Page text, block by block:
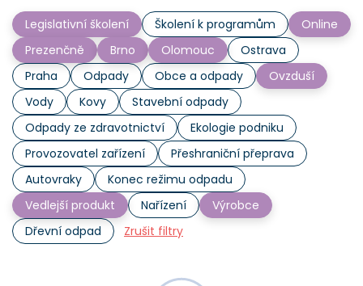
Legislativní školení Školení k programům
Online
Prezenčně
Brno Olomouc
Ostrava
Praha
Odpady Obce a odpady
Ovzduší
Vody
Kovy
Stavební odpady
Odpady ze zdravotnictví
Ekologie podniku
Provozovatel zařízení
Přeshraniční přeprava
Autovraky
Konec režimu odpadu
Vedlejší produkt
Nařízení
Výrobce
Dřevní odpad
Zrušit filtry